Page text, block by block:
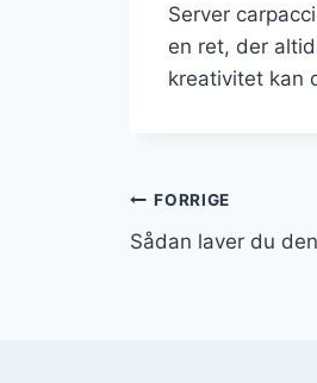
Server
en ret, der
kreativitet kan
FORRIGE
Sådan laver du